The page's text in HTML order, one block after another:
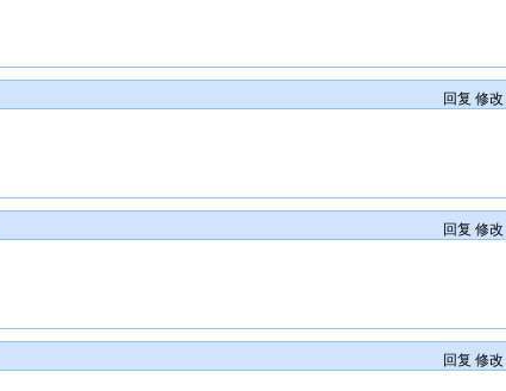
回复 修改
回复 修改
回复 修改